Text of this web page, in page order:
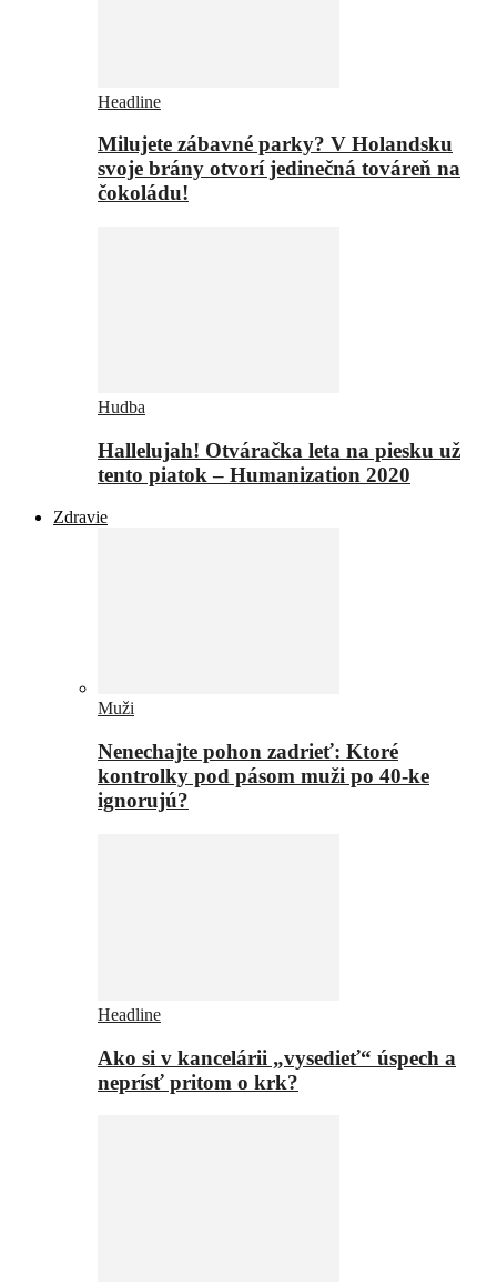
Headline
Milujete zábavné parky? V Holandsku
svoje brány otvorí jedinečná továreň na
čokoládu!
Hudba
Hallelujah! Otváračka leta na piesku už
tento piatok – Humanization 2020
Zdravie
Muži
Nenechajte pohon zadrieť: Ktoré
kontrolky pod pásom muži po 40-ke
ignorujú?
Headline
Ako si v kancelárii „vysedieť“ úspech a
neprísť pritom o krk?